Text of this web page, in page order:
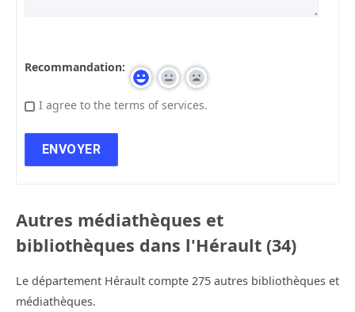
Recommandation:
I agree to the terms of services.
Autres médiathèques et
bibliothèques dans l'Hérault (34)
Le département Hérault compte 275 autres bibliothèques et
médiathèques.